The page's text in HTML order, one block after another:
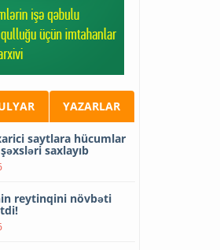
YAZARLAR
saytlara hücumlar
saxlayıb
reytinqini növbəti